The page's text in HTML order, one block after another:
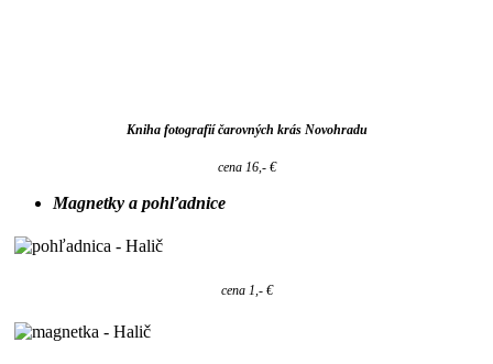
Kniha fotografií čarovných krás Novohradu
cena 16,- €
Magnetky a pohľadnice
cena 1,- €